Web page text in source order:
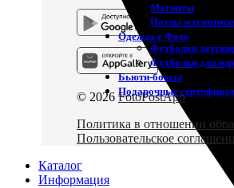
Магниты
Пазлы
Одежда с Фото
Футболки
Футболки для
Бьюти-боксы
Подарочные
© 2026 FotoPostApp. All
Политика в отношении
Пользовательское
Каталог
Информация